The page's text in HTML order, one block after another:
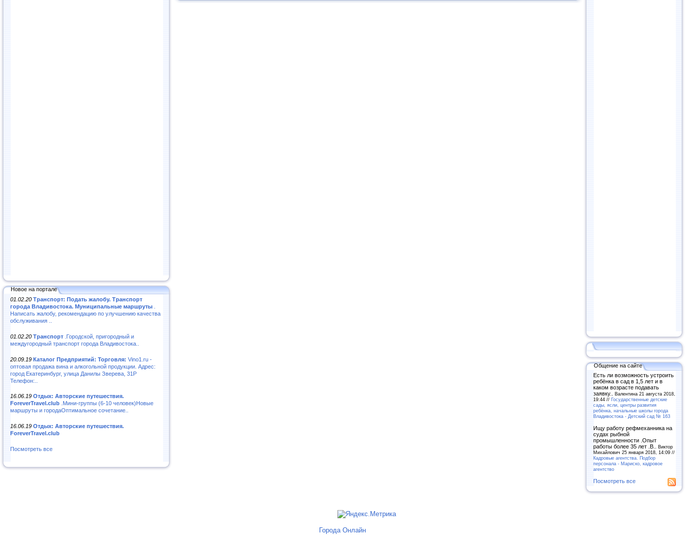
Новое на портале
01.02.20 Транспорт: Подать жалобу. Транспорт
города Владивостока. Муниципальные маршруты
Написать жалобу, рекомендацию по улучшению качества
обслуживания ..
01.02.20 Транспорт .Городской, пригородный и
междугородный транспорт города Владивостока..
20.09.19 Каталог Предприятий: Торговля: Vino1.ru -
оптовая продажа вина и алкогольной продукции. Адрес:
город Екатеринбург, улица Данилы Зверева, 31Р
Телефон:..
16.06.19 Отдых: Авторские путешествия.
ForeverTravel.club .Мини-группы (6-10 человек)Новые
маршруты и городаОптимальное сочетание..
16.06.19 Отдых: Авторские путешествия.
ForeverTravel.club
Посмотреть все
Общение на сайте
Есть ли возможность устроить
ребёнка в сад в 1,5 лет и в
каком возрасте подавать
заявку.. Валентина 21 августа 2018,
19:44 // Государственные детские
сады, ясли, центры развития
ребёнка, начальные школы города
Владивостока - Детский сад № 163
Ищу работу рефмеханника на
судах рыбной
промышленности .Опыт
работы более 35 лет .В.. Виктор
Михайлович 25 января 2018, 14:09 //
Кадровые агентства. Подбор
персонала - Мариско, кадровое
агентство
Посмотреть все
Города Онлайн